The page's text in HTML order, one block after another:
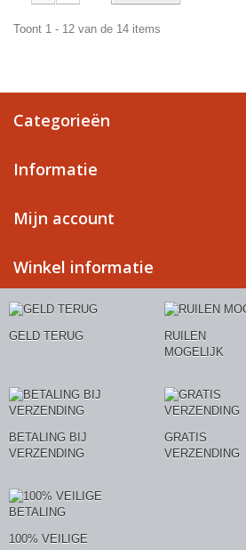
Toont 1 - 12 van de 14 items
Categorieën
Informatie
Mijn account
Winkel informatie
GELD TERUG
RUILEN
MOGELIJK
BETALING BIJ
VERZENDING
GRATIS
VERZENDING
100% VEILIGE